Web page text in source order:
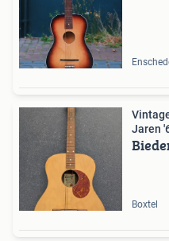
Jaren
Boxtel